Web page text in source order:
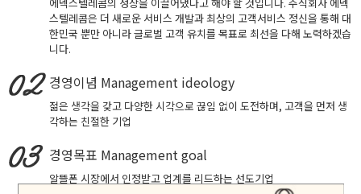
스텔레콤은 더 새로운 서비스 개발과 최상의 고객서비스 정신을 통해 대
한민국 뿐만 아니라 글로벌 고객 유치를 목표로 최선을 다해 노력하겠습
니다.
경영이념 Management ideology
젊은 생각을 갖고 다양한 시각으로 끊임 없이 도전하며, 고객을 먼저 생
각하는 친절한 기업
경영목표 Management goal
알뜰폰 시장에서 인정받고 업계를 리드하는 선도기업